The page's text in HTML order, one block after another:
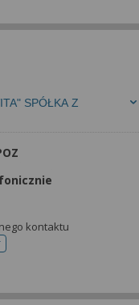
SPÓŁKA Z
kontaktu
rejestracji